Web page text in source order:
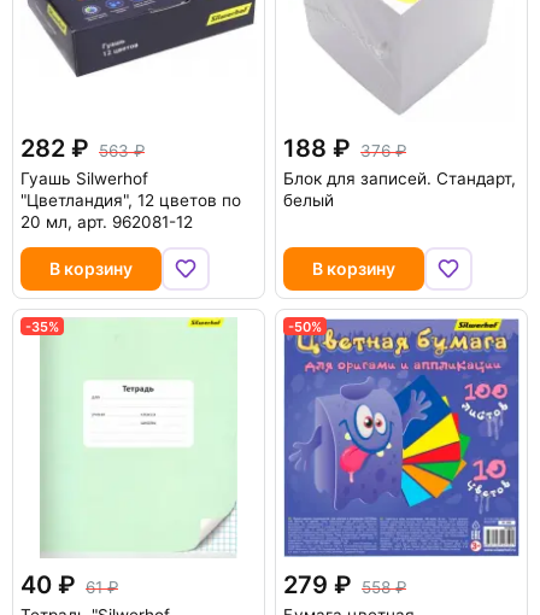
282
563
Гуашь Silwerhof
"Цветландия", 12 цветов по
20 мл, арт. 962081-12
В корзину
188
376
Блок для записей. Стандарт,
белый
В корзину
-35%
40
61
-50%
279
558